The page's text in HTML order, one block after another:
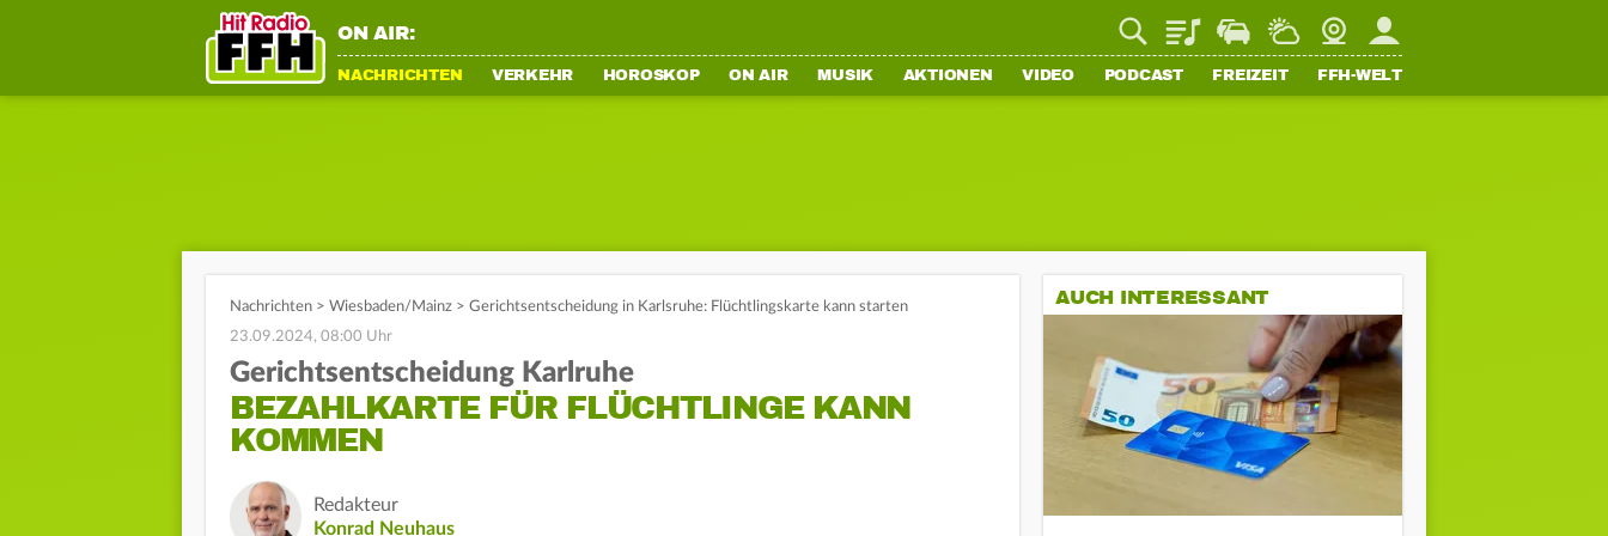
ON AIR: PlaylistStaupilotWetterWebcamMein FFH
NACHRICHTEN VERKEHR HOROSKOP ON AIR MUSIK AKTIONEN VIDEO PODCAST FREIZEIT FFH-WELT
Nachrichten > Wiesbaden/Mainz > Gerichtsentscheidung in Karlsruhe: Flüchtlingskarte kann starten
23.09.2024, 08:00 Uhr
Gerichtsentscheidung Karlruhe
BEZAHLKARTE FÜR FLÜCHTLINGE KANN
KOMMEN
Redakteur
Konrad Neuhaus
AUCH INTERESSANT